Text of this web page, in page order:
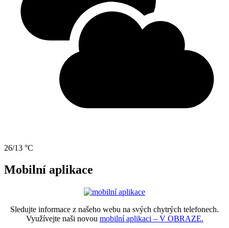
26/13 °C
Mobilní aplikace
Sledujte informace z našeho webu na svých chytrých telefonech.
Využívejte naši novou mobilní aplikaci – V OBRAZE.